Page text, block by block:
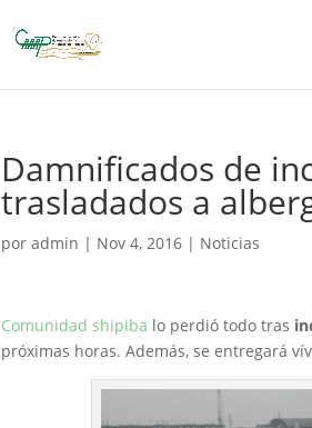
Damnificados de
trasladados a
poradmin | Nov 4, 2016 | Noticias
Comunidad shipiba lo perdió todo tras
próximas horas. Además, se entregará